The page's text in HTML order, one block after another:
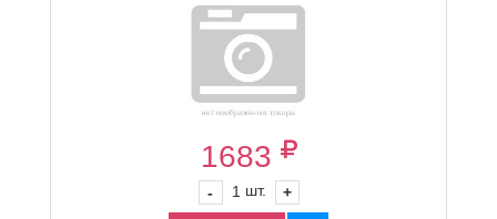
1683
- 1 шт. +